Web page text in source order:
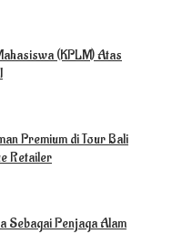
(KPLM) Atas
Premium di Tour Bali
Retailer
Sebagai Penjaga Alam